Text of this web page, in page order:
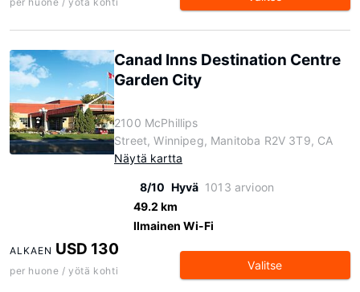
Canad Inns Destination Centre
Garden City
2100 McPhillips
Street, Winnipeg, Manitoba R2V 3T9, CA
Näytä kartta
8/10 Hyvä 1013 arvioon
49.2 km
Ilmainen Wi-Fi
ALKAEN USD 130
per huone / yötä kohti Valitse